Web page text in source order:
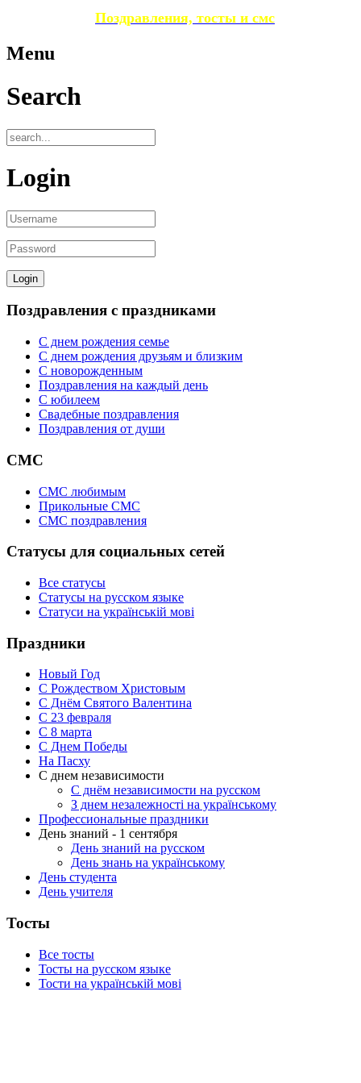
Поздравления, тосты и смс
Menu
Search
Login
Поздравления с праздниками
С днем рождения семье
С днем рождения друзьям и близким
C новорожденным
Поздравления на каждый день
С юбилеем
Свадебные поздравления
Поздравления от души
СМС
СМС любимым
Прикольные СМС
СМС поздравления
Статусы для социальных сетей
Все статусы
Статусы на русском языке
Статуси на українській мові
Праздники
Новый Год
С Рождеством Христовым
С Днём Святого Валентина
С 23 февраля
C 8 марта
С Днем Победы
На Пасху
С днем независимости
С днём независимости на русском
З днем незалежності на українському
Профессиональные праздники
День знаний - 1 сентября
День знаний на русском
День знань на українському
День студента
День учителя
Тосты
Все тосты
Тосты на русском языке
Тости на українській мові